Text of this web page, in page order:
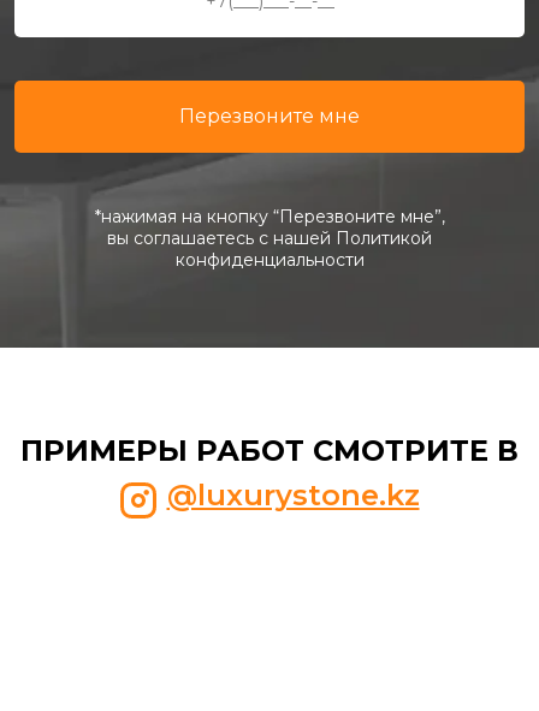
*нажимая на кнопку “Перезвоните мне”,
вы соглашаетесь с нашей Политикой
конфиденциальности
ПРИМЕРЫ РАБОТ СМОТРИТЕ В
@luxurystone.kz